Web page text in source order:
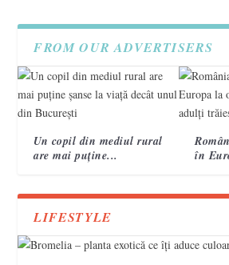
vascular cerebral 2
încheie a treia ediție.
FROM OUR ADVERTISERS
Un copil din mediul rural
are mai puține...
în
LIFESTYLE